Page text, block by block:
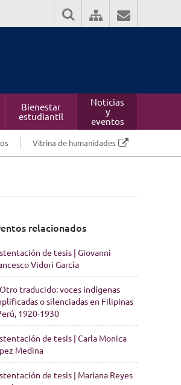
Bienestar
estudiantil
Noticias
y
eventos
Vitrina de humanidades
relacionados
de tesis | Giovanni
Vidori García
traducido: voces indígenas
o silenciadas en Filipinas
1920-1930
de tesis | Carla Monica
Medina
de tesis | Mariana Reyes